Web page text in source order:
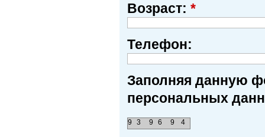
Возраст: *
Телефон:
Заполняя данную
персональных
4
9
9 6
9 3